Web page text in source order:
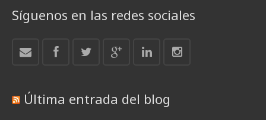
Síguenos en las redes sociales
Última entrada del blog